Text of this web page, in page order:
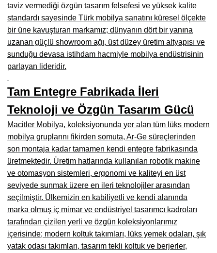
Burdur Mobilya İmalatçıları, Fabrikaları, Mağazaları
Eskişehir Mobilyacılar, Mobilya Mağazaları, Firmaları
Isparta Mobilyacılar, Mobilya Mağazaları, Fabrikaları
Çankırı Mobilyacılar, Mobilya Mağazaları, İmalatçıları
Mersin Mobilyacılar, Mobilya Mağazaları, Üreticileri
Antalya Mobilyacıları, Mobilya Mağazaları, Firmaları
Bolu Mobilyacılar, Mobilya Mağazaları, İmalatçıları
Kırklareli Mobilyacılar, Mobilya Firmaları, Mağazaları
Muğla Mobilyacılar, Mobilya Mağazaları, İmalatçıları
Kastamonu Mobilya Mağazaları, Firmaları
Sakarya Mobilyacılar, Mobilya Mağazaları, İmalatçıları
Manisa Mobilyacılar, Mobilya Fabrikaları, Mağazaları
Osmaniye Mobilyacılar, Mobilya Mağazaları, İmalatçıları
taviz vermediği özgün tasarım felsefesi ve yüksek kalite
standardı sayesinde Türk mobilya sanatını küresel ölçekte
bir üne kavuşturan markamız; dünyanın dört bir yanına
uzanan güçlü showroom ağı, üst düzey üretim altyapısı ve
sunduğu devasa istihdam hacmiyle mobilya endüstrisinin
parlayan lideridir.
Tam Entegre Fabrikada İleri
Teknoloji ve Özgün Tasarım Gücü
Macitler Mobilya, koleksiyonunda yer alan tüm lüks modern
mobilya gruplarını fikirden somuta, Ar-Ge süreçlerinden
son montaja kadar tamamen kendi entegre fabrikasında
üretmektedir. Üretim hatlarında kullanılan robotik makine
ve otomasyon sistemleri, ergonomi ve kaliteyi en üst
seviyede sunmak üzere en ileri teknolojiler arasından
seçilmiştir. Ülkemizin en kabiliyetli ve kendi alanında
marka olmuş iç mimar ve endüstriyel tasarımcı kadroları
tarafından çizilen yerli ve özgün koleksiyonlarımız
içerisinde; modern koltuk takımları, lüks yemek odaları, şık
yatak odası takımları, tasarım tekli koltuk ve berjerler,